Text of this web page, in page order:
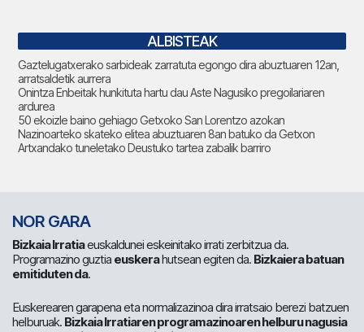
ALBISTEAK
Gaztelugatxerako sarbideak zarratuta egongo dira abuztuaren 12an,
arratsaldetik aurrera
Onintza Enbeitak hunkituta hartu dau Aste Nagusiko pregoilariaren
ardurea
50 ekoizle baino gehiago Getxoko San Lorentzo azokan
Nazinoarteko skateko elitea abuztuaren 8an batuko da Getxon
Artxandako tuneletako Deustuko tartea zabalik barriro
NOR GARA
Bizkaia Irratiaeuskaldunei eskeinitako irrati zerbitzua da.
Programazino guztia euskerahutsean egiten da. Bizkaiera batuan
emitiduten da.
Euskerearen garapena eta normalizazinoa dira irratsaio berezi batzuen
helburuak. Bizkaia Irratiaren programazinoaren helburu nagusia